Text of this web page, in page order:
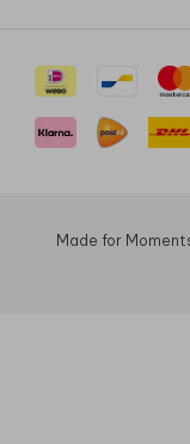
Made for